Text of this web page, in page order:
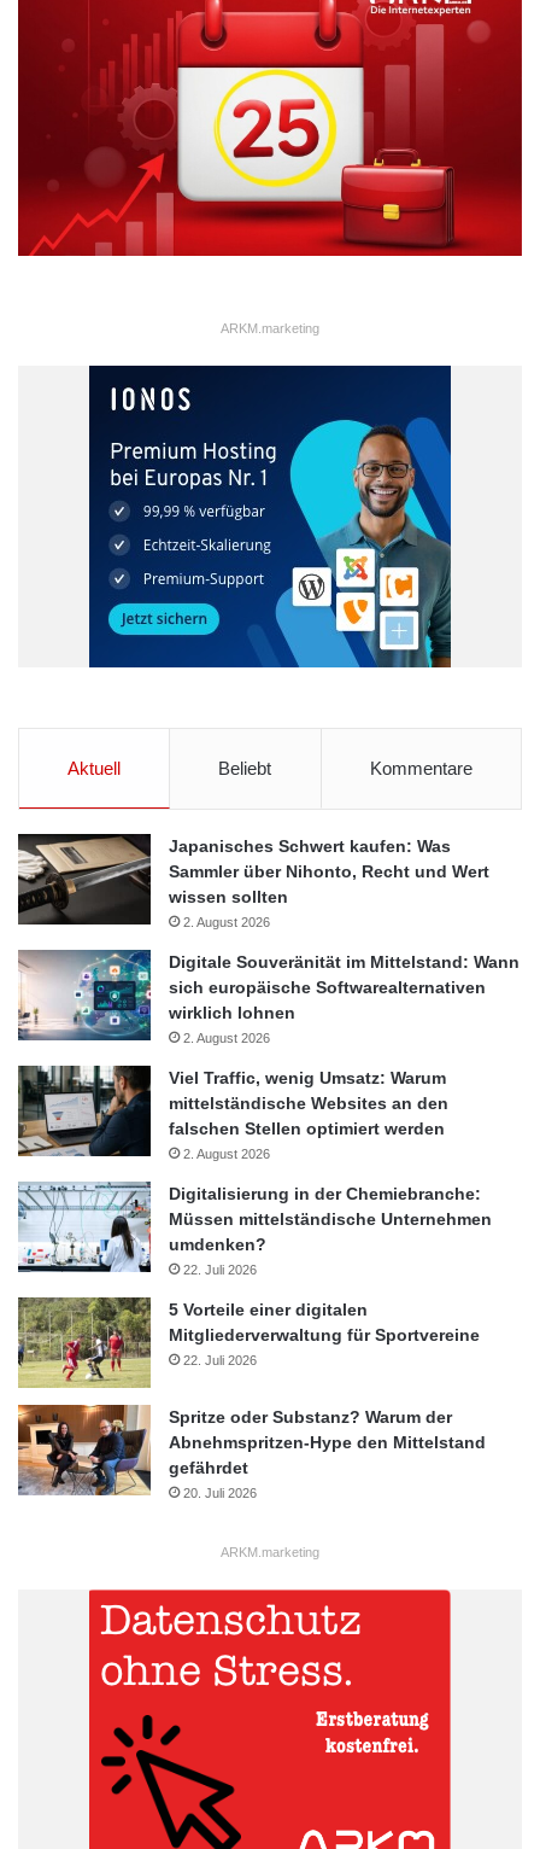
ARKM.marketing
Aktuell Beliebt Kommentare
Japanisches Schwert kaufen: Was
Sammler über Nihonto, Recht und Wert
wissen sollten
2. August 2026
Digitale Souveränität im Mittelstand: Wann
sich europäische Softwarealternativen
wirklich lohnen
2. August 2026
Viel Traffic, wenig Umsatz: Warum
mittelständische Websites an den
falschen Stellen optimiert werden
2. August 2026
Digitalisierung in der Chemiebranche:
Müssen mittelständische Unternehmen
umdenken?
22. Juli 2026
5 Vorteile einer digitalen
Mitgliederverwaltung für Sportvereine
22. Juli 2026
Spritze oder Substanz? Warum der
Abnehmspritzen-Hype den Mittelstand
gefährdet
20. Juli 2026
ARKM.marketing